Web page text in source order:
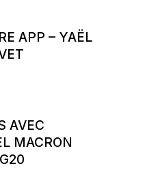
APP – YAËL
AVEC
MACRON